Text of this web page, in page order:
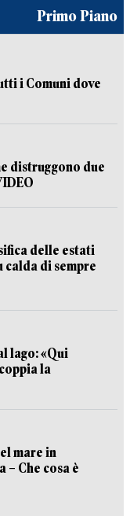
Primo Piano
i Comuni dove
distruggono due
delle estati
calda di sempre
lago: «Qui
la
mare in
Che cosa è